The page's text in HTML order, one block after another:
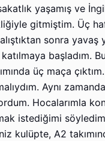
yaşamış ve
gitmiştim. Üç
sonra yavaş
başladım.
üç maça
Aynı
Hocalarımla
istediğimi
kulüpte, A2